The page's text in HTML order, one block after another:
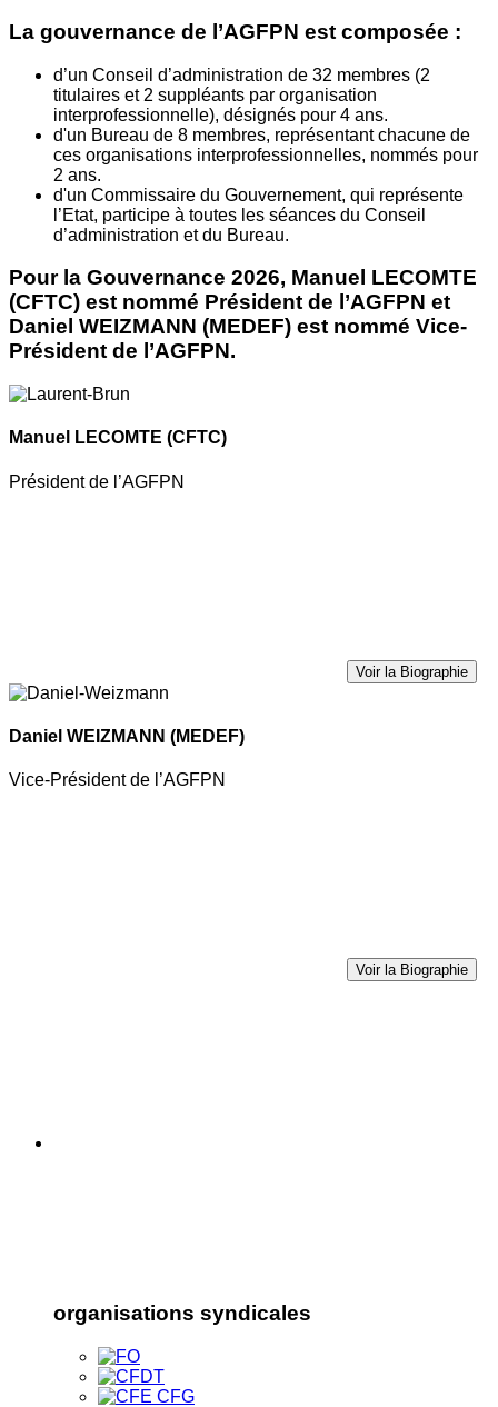
La gouvernance de l’AGFPN est composée :
d’un Conseil d’administration de 32 membres (2
titulaires et 2 suppléants par organisation
interprofessionnelle), désignés pour 4 ans.
d'un Bureau de 8 membres, représentant chacune de
ces organisations interprofessionnelles, nommés pour
2 ans.
d'un Commissaire du Gouvernement, qui représente
l’Etat, participe à toutes les séances du Conseil
d’administration et du Bureau.
Pour la Gouvernance 2026, Manuel LECOMTE
(CFTC) est nommé Président de l’AGFPN et
Daniel WEIZMANN (MEDEF) est nommé Vice-
Président de l’AGFPN.
Manuel LECOMTE (CFTC)
Président de l’AGFPN
Voir la Biographie
Daniel WEIZMANN (MEDEF)
Vice-Président de l’AGFPN
Voir la Biographie
organisations syndicales